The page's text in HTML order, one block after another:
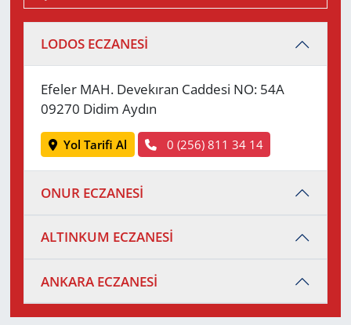
LODOS ECZANESİ
Efeler MAH. Devekıran Caddesi NO: 54A
09270 Didim Aydın
Yol Tarifi Al 0 (256) 811 34 14
ONUR ECZANESİ
ALTINKUM ECZANESİ
ANKARA ECZANESİ